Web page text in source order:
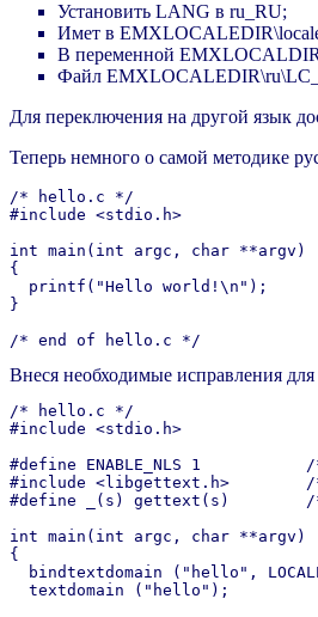
Установить LANG в ru_RU;
Имет в
В переменной EMXLOCALDIR
Файл
Для переключения на другой язык
Теперь немного о самой методике
/* hello.c */
#include <stdio.h>
int main(int argc, char **argv)
{
  printf("Hello world!\n");
}
Внеся необходимые исправления
/* hello.c */
#include <stdio.h>
#define ENABLE_NLS 1           /
#include <libgettext.h>        /*
#define _(s) gettext(s)        /*
int main(int argc, char **argv)
{
bindtextdomain ("hello",
textdomain ("hello");